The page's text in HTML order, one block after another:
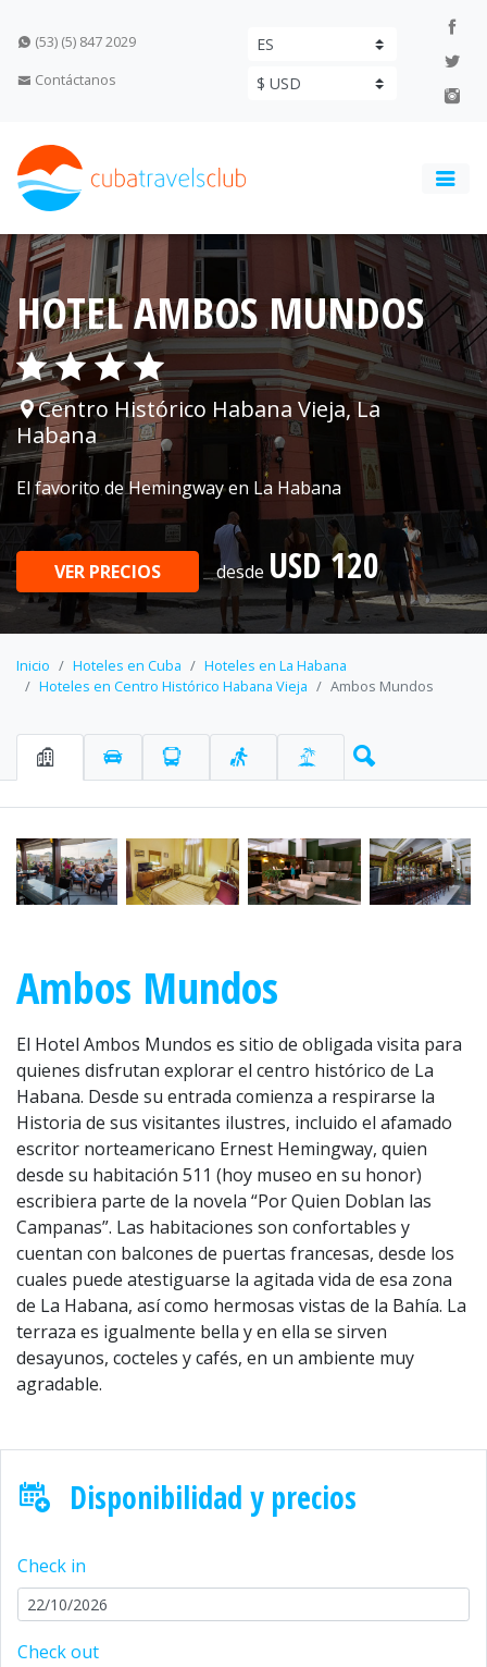
(53) (5) 847 2029
Contáctanos
HOTEL AMBOS MUNDOS
Centro Histórico Habana Vieja, La
Habana
El favorito de Hemingway en La Habana
VER PRECIOS desde USD 120
Inicio Hoteles en Cuba
Hoteles en La Habana
Hoteles en Centro Histórico Habana Vieja
Ambos Mundos
Ambos Mundos
El Hotel Ambos Mundos es sitio de obligada visita para
quienes disfrutan explorar el centro histórico de La
Habana. Desde su entrada comienza a respirarse la
Historia de sus visitantes ilustres, incluido el afamado
escritor norteamericano Ernest Hemingway, quien
desde su habitación 511 (hoy museo en su honor)
escribiera parte de la novela “Por Quien Doblan las
Campanas”. Las habitaciones son confortables y
cuentan con balcones de puertas francesas, desde los
cuales puede atestiguarse la agitada vida de esa zona
de La Habana, así como hermosas vistas de la Bahía. La
terraza es igualmente bella y en ella se sirven
desayunos, cocteles y cafés, en un ambiente muy
agradable.
Disponibilidad y precios
Check in
Check out